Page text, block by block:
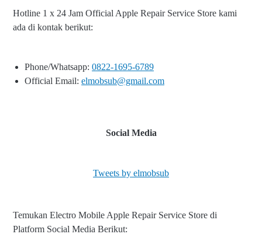
Hotline 1 x 24 Jam Official Apple Repair Service Store kami
ada di kontak berikut:
Phone/Whatsapp: 0822-1695-6789
Official Email: elmobsub@gmail.com
Social Media
Tweets by elmobsub
Temukan Electro Mobile Apple Repair Service Store di
Platform Social Media Berikut: